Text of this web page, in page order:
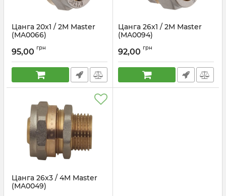
Цанга 20x1 / 2M Master
(MA0066)
95,00 грн
Цанга 26x1 / 2M Master
(MA0094)
92,00 грн
Цанга 26x3 / 4M Master
(MA0049)